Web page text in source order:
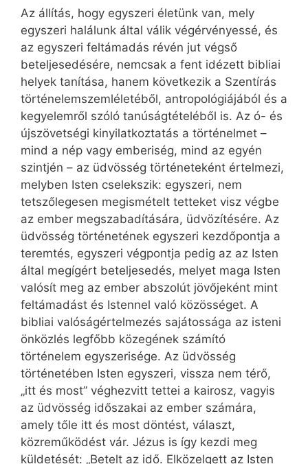
Az állítás, hogy egyszeri életünk van, mely
egyszeri halálunk által válik végérvényessé, és
az egyszeri feltámadás révén jut végső
beteljesedésére, nemcsak a fent idézett bibliai
helyek tanítása, hanem következik a Szentírás
történelemszemléletéből, antropológiájából és a
kegyelemről szóló tanúságtételéből is. Az ó- és
újszövetségi kinyilatkoztatás a történelmet –
mind a nép vagy emberiség, mind az egyén
szintjén – az üdvösség történeteként értelmezi,
melyben Isten cselekszik: egyszeri, nem
tetszőlegesen megismételt tetteket visz végbe
az ember megszabadítására, üdvözítésére. Az
üdvösség történetének egyszeri kezdőpontja a
teremtés, egyszeri végpontja pedig az az Isten
által megígért beteljesedés, melyet maga Isten
valósít meg az ember abszolút jövőjeként mint
feltámadást és Istennel való közösséget. A
bibliai valóságértelmezés sajátossága az isteni
önközlés legfőbb közegének számító
történelem egyszerisége. Az üdvösség
történetében Isten egyszeri, vissza nem térő,
„itt és most” véghezvitt tettei a kairosz, vagyis
az üdvösség időszakai az ember számára,
amely tőle itt és most döntést, választ,
közreműködést vár. Jézus is így kezdi meg
küldetését: „Betelt az idő. Elközelgett az Isten